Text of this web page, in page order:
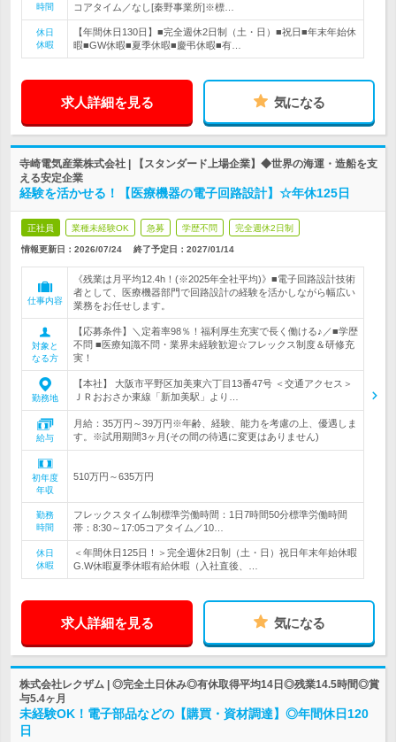
時間
コアタイム／なし[秦野事業所]※標…
休日
休暇
【年間休日130日】■完全週休2日制（土・日）■祝日■年末年始休
暇■GW休暇■夏季休暇■慶弔休暇■有…
求人詳細を見る 気になる
寺崎電気産業株式会社 | 【スタンダード上場企業】◆世界の海運・造船を支
える安定企業
経験を活かせる！【医療機器の電子回路設計】☆年休125日
正社員 業種未経験OK 急募 学歴不問 完全週休2日制
情報更新日：2026/07/24 終了予定日： 2027/01/14
仕事内容
《残業は月平均12.4h！(※2025年全社平均)》■電子回路設計技術
者として、医療機器部門で回路設計の経験を活かしながら幅広い
業務をお任せします。
対象と
なる方
【応募条件】＼定着率98％！福利厚生充実で長く働ける♪／■学歴
不問 ■医療知識不問・業界未経験歓迎☆フレックス制度＆研修充
実！
勤務地
【本社】 大阪市平野区加美東六丁目13番47号 ＜交通アクセス＞
ＪＲおおさか東線「新加美駅」より…
給与
月給：35万円～39万円※年齢、経験、能力を考慮の上、優遇しま
す。※試用期間3ヶ月(その間の待遇に変更はありません)
初年度
年収
510万円～635万円
勤務
時間
フレックスタイム制標準労働時間：1日7時間50分標準労働時間
帯：8:30～17:05コアタイム／10…
休日
休暇
＜年間休日125日！＞完全週休2日制（土・日）祝日年末年始休暇
G.W休暇夏季休暇有給休暇（入社直後、…
求人詳細を見る 気になる
株式会社レクザム | ◎完全土日休み◎有休取得平均14日◎残業14.5時間◎賞
与5.4ヶ月
未経験OK！電子部品などの【購買・資材調達】◎年間休日120
日